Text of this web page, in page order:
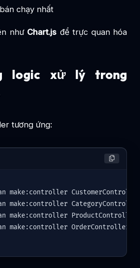
chạy nhất
như Chart.js để trực quan hóa
logic xử lý trong
tương ứng:
make:controller
make:controller
make:controller ProductController